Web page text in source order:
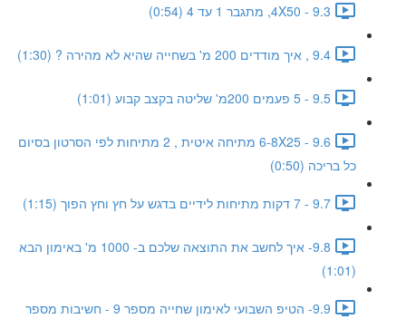
9.3 - 4X50, מתגבר 1 עד 4 (0:54)
9.4 , איך מודדים 200 מ' בשחייה שהיא לא מהירה ? (1:30)
9.5 - 5 פעמים 200מ' שליטה בקצב קבוע (1:01)
9.6 - 6-8X25 מתיחה איטית , 2 מתיחות לפי הסרטון בסיום
כל בריכה (0:50)
9.7 - 7 דקות מתיחות לידיים בדגש על חץ וחץ הפוך (1:15)
9.8- איך לחשב את התוצאה שלכם ב- 1000 מ' באימון הבא
(1:01)
9.9- הטיפ השבועי לאימון שחייה מספר 9 - חשיבות מספר